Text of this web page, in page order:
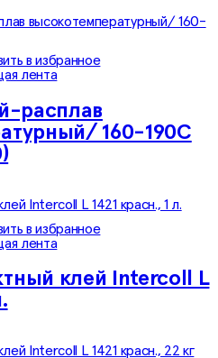
в избранное
лента
расплав
160-190С
в избранное
лента
клей Intercoll L